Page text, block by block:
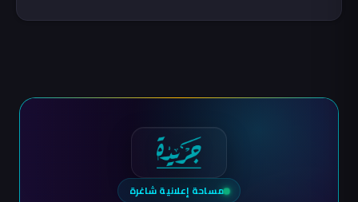
مساحة إعلانية شاغرة